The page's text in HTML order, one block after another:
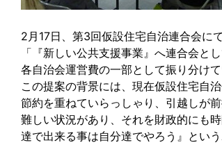
2月17日、第3回仮設住宅自治連合会に
「『新しい公共支援事業』へ連合会と
各自治会運営費の一部として振り分け
この提案の背景には、現在仮設住宅自
節約を重ねていらっしゃり、引越しが
難しい状況があり、それを財政的にも
達で出来る事は自分達でやろう』とい